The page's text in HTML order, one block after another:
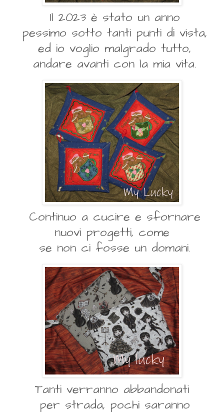
Il 2023 è stato un anno
pessimo sotto tanti punti di vista,
ed io voglio malgrado tutto,
andare avanti con la mia vita.
Continuo a cucire e sfornare
nuovi progetti, come
se non ci fosse un domani.
Tanti verranno abbandonati
per strada, pochi saranno